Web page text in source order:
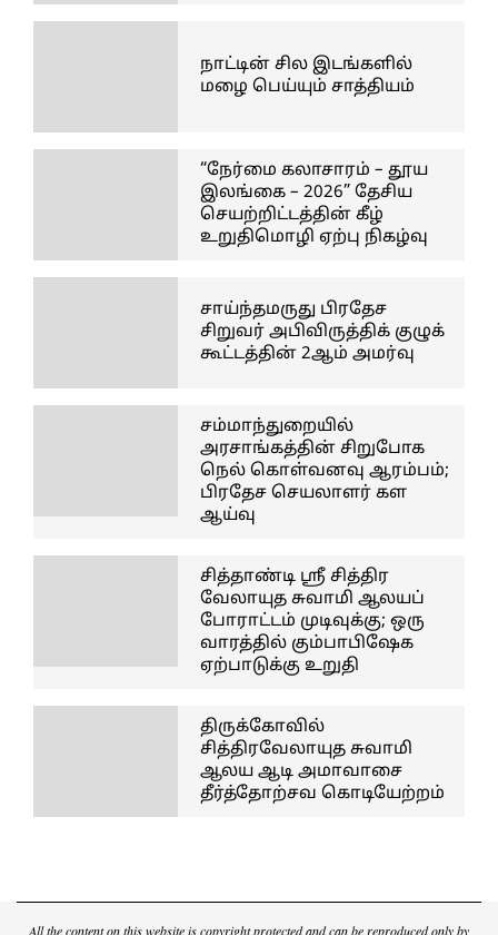
நாட்டின் சில இடங்களில்
மழை பெய்யும் சாத்தியம்
“நேர்மை கலாசாரம் – தூய
இலங்கை – 2026” தேசிய
செயற்றிட்டத்தின் கீழ்
உறுதிமொழி ஏற்பு நிகழ்வு
சாய்ந்தமருது பிரதேச
சிறுவர் அபிவிருத்திக் குழுக்
கூட்டத்தின் 2ஆம் அமர்வு
சம்மாந்துறையில்
அரசாங்கத்தின் சிறுபோக
நெல் கொள்வனவு ஆரம்பம்;
பிரதேச செயலாளர் கள
ஆய்வு
சித்தாண்டி ஸ்ரீ சித்திர
வேலாயுத சுவாமி ஆலயப்
போராட்டம் முடிவுக்கு; ஒரு
வாரத்தில் கும்பாபிஷேக
ஏற்பாடுக்கு உறுதி
திருக்கோவில்
சித்திரவேலாயுத சுவாமி
ஆலய ஆடி அமாவாசை
தீர்த்தோற்சவ கொடியேற்றம்
All the content on this website is copyright protected and can be reproduced only by